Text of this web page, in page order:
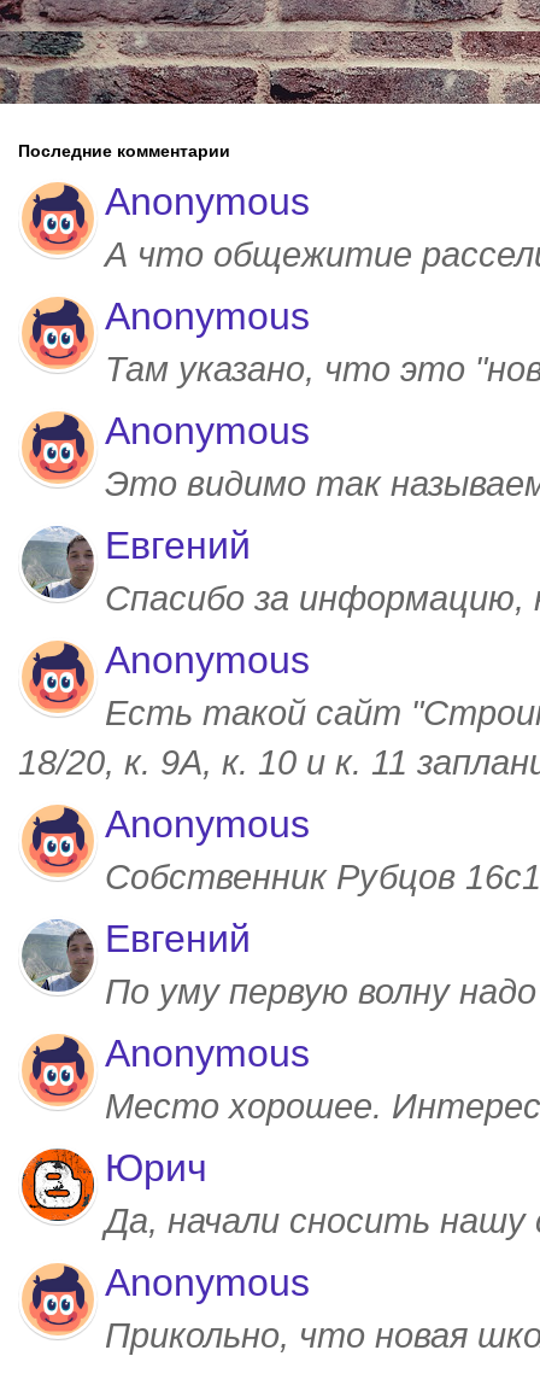
Последние комментарии
Anonymous
А что общежитие
Anonymous
Там указано, что это
Anonymous
Это видимо так
Евгений
Спасибо за
Anonymous
Есть такой сайт
18/20, к. 9А, к. 10 и к. 11
Anonymous
Собственник Рубцов
Евгений
По уму первую волну
Anonymous
Место хорошее.
Юрич
Да, начали сносить
Anonymous
Прикольно, что новая